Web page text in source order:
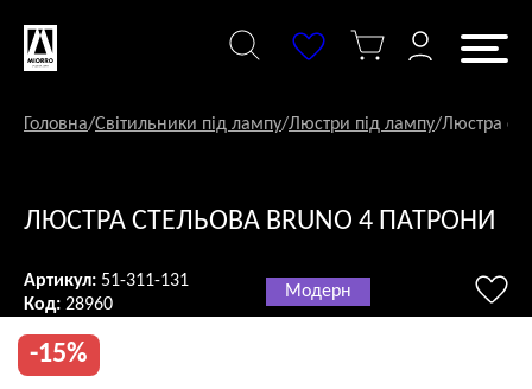
змісту
Головна/Світильники під лампу/Люстри під лампу/Люстра
ЛЮСТРА СТЕЛЬОВА BRUNO 4 ПАТРОНИ
Артикул: 51-311-131
Код: 28960
Модерн
-15%